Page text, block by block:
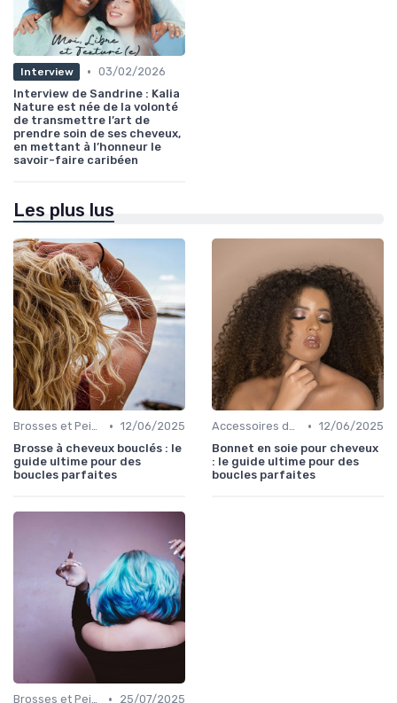
Interview • 03/02/2026
Interview de Sandrine : Kalia
Nature est née de la volonté
de transmettre l’art de
prendre soin de ses cheveux,
en mettant à l’honneur le
savoir-faire caribéen
Les plus lus
Brosses et Peignes Spéciaux • 12/06/2025
Brosse à cheveux bouclés : le
guide ultime pour des
boucles parfaites
Accessoires de Protection • 12/06/2025
Bonnet en soie pour cheveux
: le guide ultime pour des
boucles parfaites
Brosses et Peignes Spéciaux •
25/07/2025